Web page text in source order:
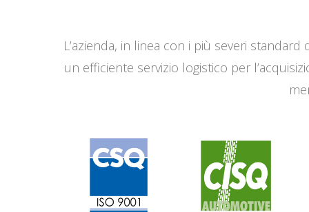
L’azienda, in linea con i più severi
un efficiente servizio logistico per